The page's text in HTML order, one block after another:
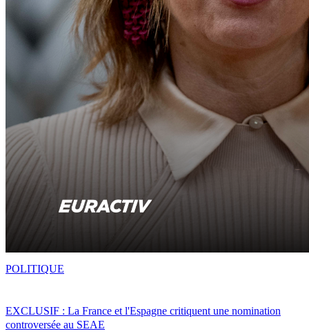
EXCLUSIF : La France et l'Espagne critiquent une nomination
controversée au SEAE
POLITIQUE